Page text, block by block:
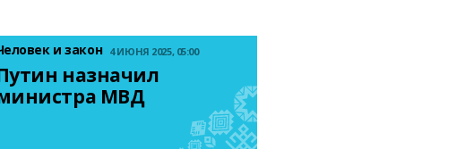
и закон 4 ИЮНЯ 2025, 05:00
назначил
МВД